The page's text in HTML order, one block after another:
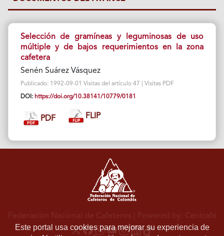
Selección de gramíneas y leguminosas de uso
múltiple y de bajos requerimientos en la zona
cafetera
Senén Suárez Vásquez
Publicado: 1992-09-01 Visitas del artículo 47 | Visitas PDF
DOI: https://doi.org/10.38141/10779/0181
PDF FLIP
Este portal usa cookies para mejorar su experiencia de
Federación Nacional de Cafeteros | Powered by: Cenicafé